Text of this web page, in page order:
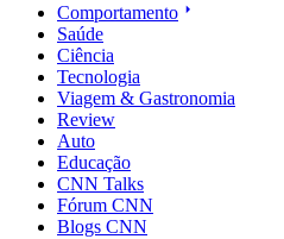
Comportamento
Saúde
Ciência
Tecnologia
Viagem & Gastronomia
Review
Auto
Educação
CNN Talks
Fórum CNN
Blogs CNN